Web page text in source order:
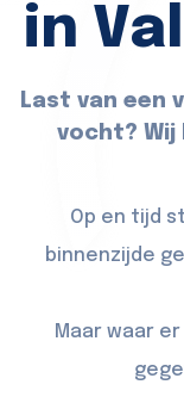
in
Last van een
vocht? Wij
Op en tijd
binnenzijde
Maar waar